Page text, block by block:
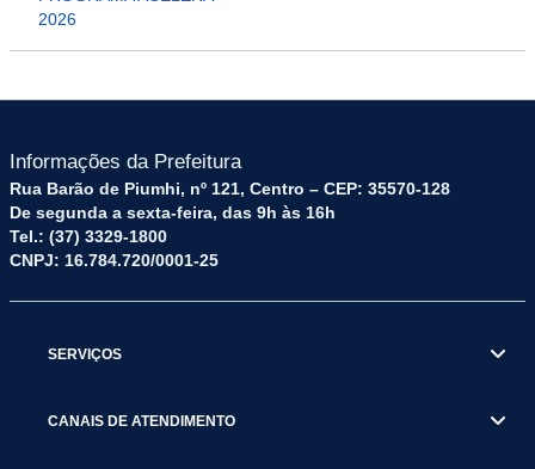
2026
Informações da Prefeitura
Rua Barão de Piumhi, nº 121, Centro – CEP: 35570-128
De segunda a sexta-feira, das 9h às 16h
Tel.: (37) 3329-1800
CNPJ: 16.784.720/0001-25
SERVIÇOS
CANAIS DE ATENDIMENTO